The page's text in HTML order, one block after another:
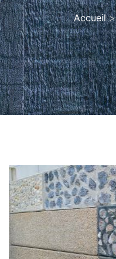
Accueil